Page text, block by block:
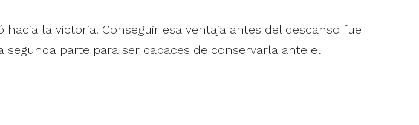
la victoria. Conseguir esa ventaja antes del descanso fue
parte para ser capaces de conservarla ante el